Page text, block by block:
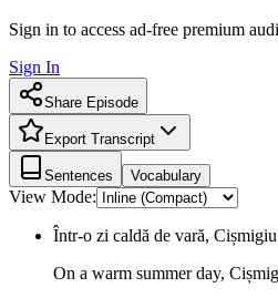
Sign in to access ad-free premium
Sign In
Share Episode
Export Transcript
Sentences Vocabulary
View Mode:
Într-o zi caldă de vară,
On a warm summer day,